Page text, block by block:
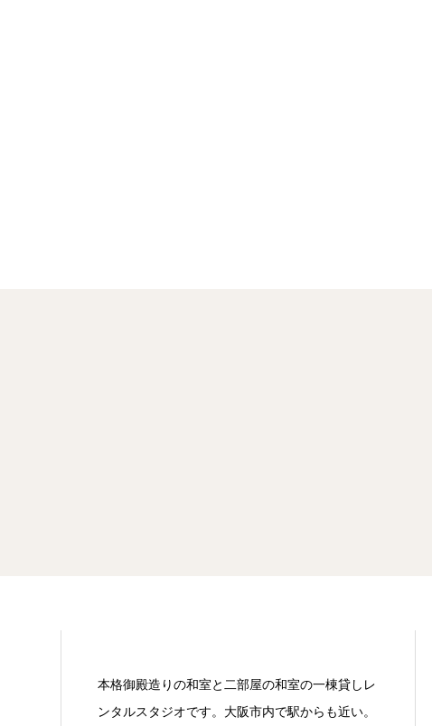
本格御殿造りの和室と二部屋の和室の一棟貸しレ
ンタルスタジオです。大阪市内で駅からも近い。